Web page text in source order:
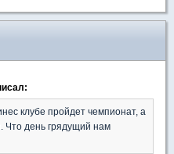
клубе пройдет чемпионат, а
Что день грядущий нам